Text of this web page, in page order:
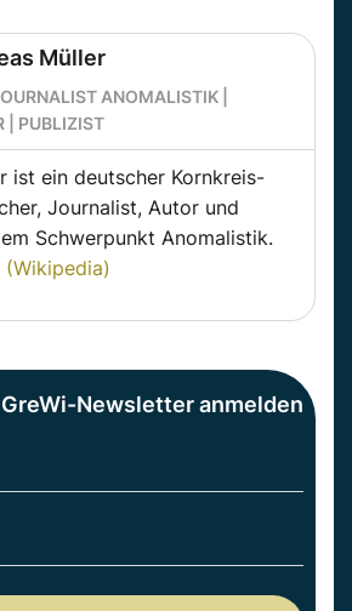
Müller
ANOMALISTIK |
| PUBLIZIST
ist ein deutscher Kornkreis-
Journalist, Autor und
Schwerpunkt Anomalistik.
Newsletter anmelden